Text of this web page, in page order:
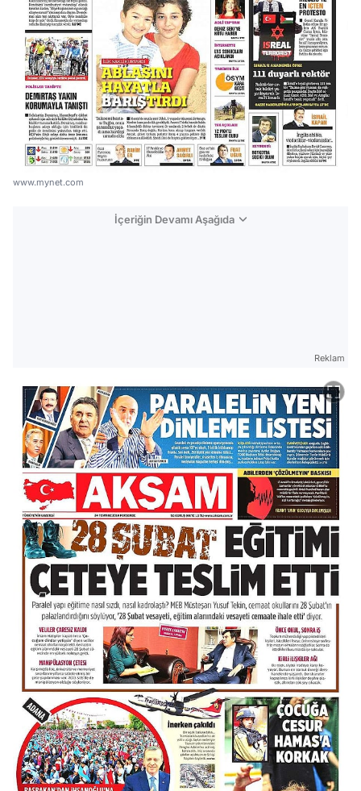
www.mynet.com
İçeriğin Devamı Aşağıda
Reklam